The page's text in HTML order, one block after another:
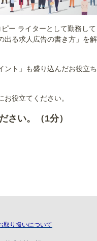
ー ライターとして勤務して
出る求人広告の書き方」を解
ント」も盛り込んだお役立ち
役立てください。
さい。（1分）
取り扱いについて